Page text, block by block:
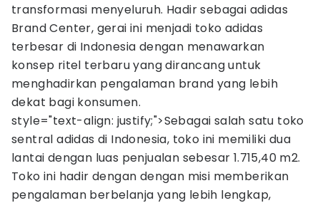
transformasi menyeluruh. Hadir sebagai adidas
Brand Center, gerai ini menjadi toko adidas
terbesar di Indonesia dengan menawarkan
konsep ritel terbaru yang dirancang untuk
menghadirkan pengalaman brand yang lebih
dekat bagi konsumen.
style="text-align: justify;">Sebagai salah satu toko
sentral adidas di Indonesia, toko ini memiliki dua
lantai dengan luas penjualan sebesar 1.715,40 m2.
Toko ini hadir dengan dengan misi memberikan
pengalaman berbelanja yang lebih lengkap,